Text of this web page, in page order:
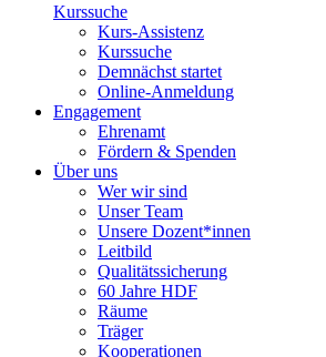
Kurssuche
Kurs-Assistenz
Kurssuche
Demnächst startet
Online-Anmeldung
Engagement
Ehrenamt
Fördern & Spenden
Über uns
Wer wir sind
Unser Team
Unsere Dozent*innen
Leitbild
Qualitätssicherung
60 Jahre HDF
Räume
Träger
Kooperationen